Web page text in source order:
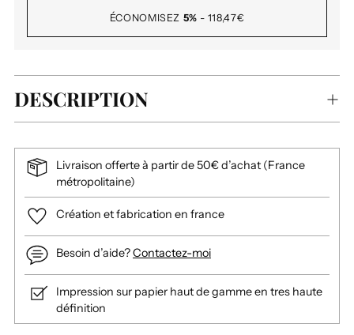
ÉCONOMISEZ 5% - 118,47€
DESCRIPTION
Livraison offerte à partir de 50€ d’achat (France
métropolitaine)
Création et fabrication en france
Besoin d’aide?Contactez-moi
Impression sur papier haut de gamme en tres haute
définition